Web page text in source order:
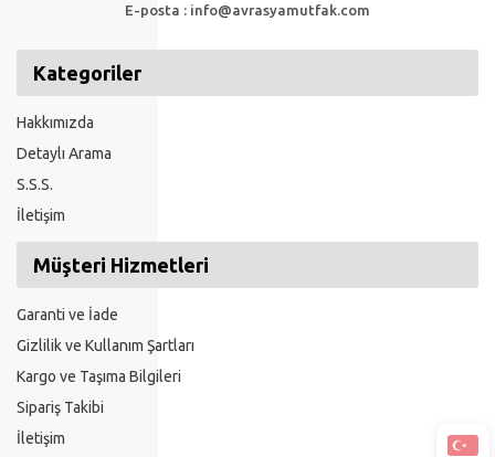
E-posta : info@avrasyamutfak.com
Kategoriler
Hakkımızda
Detaylı Arama
S.S.S.
İletişim
Müşteri Hizmetleri
Garanti ve İade
Gizlilik ve Kullanım Şartları
Kargo ve Taşıma Bilgileri
Sipariş Takibi
İletişim